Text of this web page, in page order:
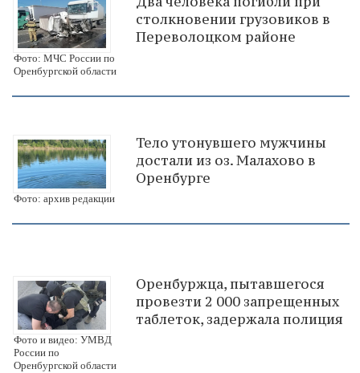
Фото: МЧС России по
Оренбургской области
столкновении грузовиков в
Переволоцком районе
Фото: архив редакции
Тело утонувшего мужчины
достали из оз. Малахово в
Оренбурге
Фото и видео: УМВД
России по
Оренбургской области
Оренбуржца, пытавшегося
провезти 2 000 запрещенных
таблеток, задержала полиция